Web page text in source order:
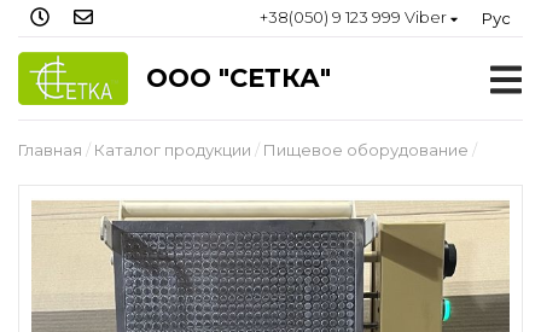
+38(050) 9 123 999 Viber Рус
ООО "СЕТКА"
Главная Каталог продукции Пищевое оборудование